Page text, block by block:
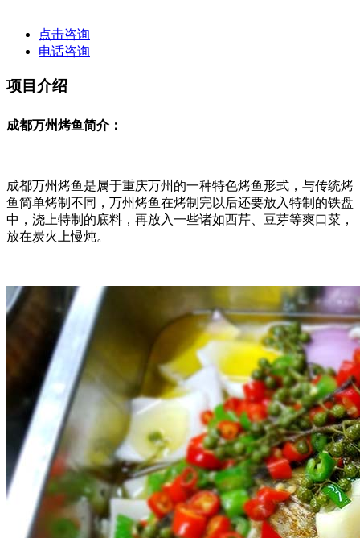
点击咨询
电话咨询
项目介绍
成都万州烤鱼简介：
成都万州烤鱼是属于重庆万州的一种特色烤鱼形式，与传统烤
鱼简单烤制不同，万州烤鱼在烤制完以后还要放入特制的铁盘
中，浇上特制的底料，再放入一些诸如西芹、豆芽等爽口菜，
放在炭火上慢炖。